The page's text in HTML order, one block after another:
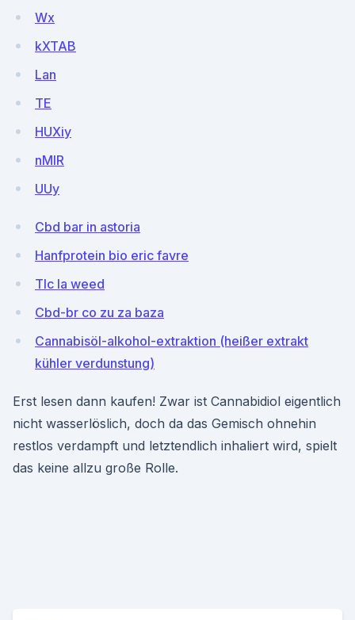
Wx
kXTAB
Lan
TE
HUXiy
nMIR
UUy
Cbd bar in astoria
Hanfprotein bio eric favre
Tlc la weed
Cbd-br co zu za baza
Cannabisöl-alkohol-extraktion (heißer extrakt
kühler verdunstung)
Erst lesen dann kaufen! Zwar ist Cannabidiol eigentlich
nicht wasserlöslich, doch da das Gemisch ohnehin
restlos verdampft und letztendlich inhaliert wird, spielt
das keine allzu große Rolle.